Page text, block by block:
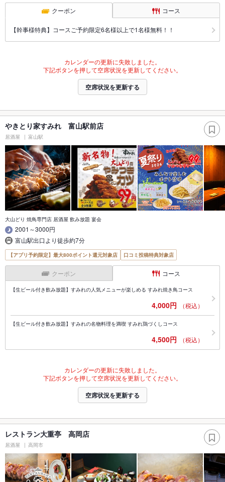
クーポン コース
【幹事様特典】コースご予約限定6名様以上で1名様無料！！
カレンダーの更新に失敗しました。
下記ボタンを押して空席状況を更新してください。
空席状況を更新する
やきとり家すみれ 富山駅前店
居酒屋 富山駅
大山どり 焼鳥専門店 居酒屋 飲み放題 宴会
2001～3000円
富山駅出口より徒歩約7分
【アプリ予約限定】最大800ポイント還元対象店 口コミ投稿特典対象店
クーポン コース
【生ビール付き飲み放題】すみれの人気メニューが楽しめる すみれ焼き鳥コース
4,000円 （税込）
【生ビール付き飲み放題】すみれの名物料理を満喫 すみれ鶏づくしコース
4,500円 （税込）
カレンダーの更新に失敗しました。
下記ボタンを押して空席状況を更新してください。
空席状況を更新する
レストラン大重亭 高岡店
居酒屋 高岡市